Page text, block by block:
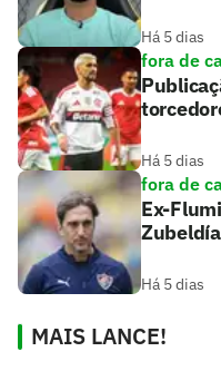
Há 5 dias
fora de
Há 5 dias
fora de
Ex-
Há 5 dias
MAIS LANCE!